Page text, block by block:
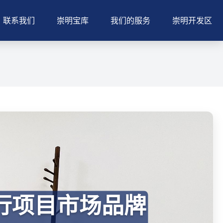
联系我们 崇明宝库 我们的服务 崇明开发区
项目市场品牌